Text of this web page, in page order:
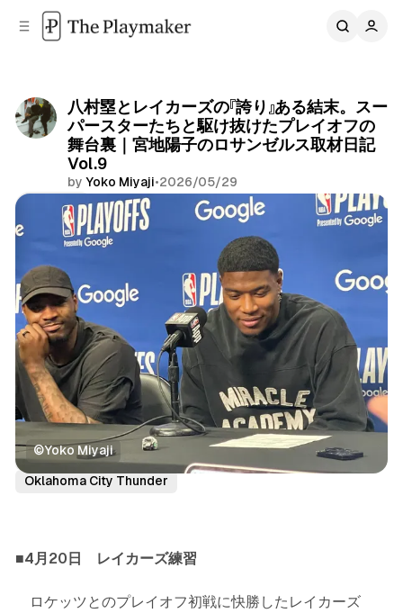
八村塁とレイカーズの『誇り』ある結末。スー
パースターたちと駆け抜けたプレイオフの
舞台裏｜宮地陽子のロサンゼルス取材日記
Vol.9
by Yoko Miyaji•2026/05/29
Share
©️Yoko Miyaji
Los Angeles Lakers
Oklahoma City Thunder
■4月20日 レイカーズ練習
ロケッツとのプレイオフ初戦に快勝したレイカーズ